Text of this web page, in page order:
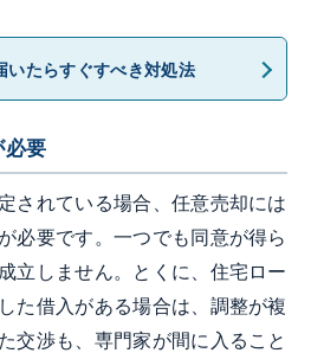
いたらすぐすべき対処法
必要
されている場合、任意売却には
必要です。一つでも同意が得ら
立しません。とくに、住宅ロー
た借入がある場合は、調整が複
交渉も、専門家が間に入ること